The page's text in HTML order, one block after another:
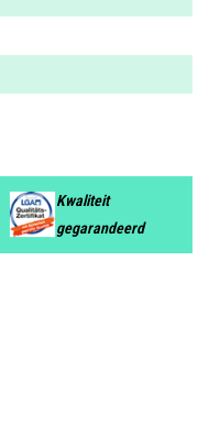
Kwaliteit
gegarandeerd